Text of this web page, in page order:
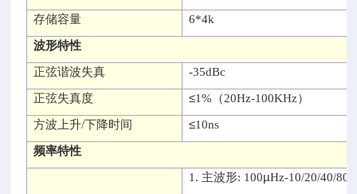
存储容量 6*4k
波形特性
正弦谐波失真 -35dBc
正弦失真度 ≤1%（20Hz-100KHz）
方波上升/下降时间 ≤10ns
频率特性
1. 主波形: 100µHz-10/20/40/